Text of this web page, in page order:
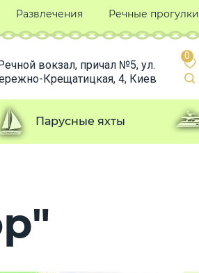
Развлечения Речные прогулки
вокзал, причал №5, ул.
Крещатицкая, 4, Киев
0
Парусные яхты